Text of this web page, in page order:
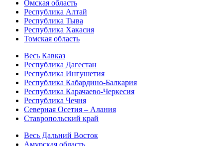
Омская область
Республика Алтай
Республика Тыва
Республика Хакасия
Томская область
Весь Кавказ
Республика Дагестан
Республика Ингушетия
Республика Кабардино-Балкария
Республика Карачаево-Черкесия
Республика Чечня
Северная Осетия – Алания
Ставропольский край
Весь Дальний Восток
Амурская область